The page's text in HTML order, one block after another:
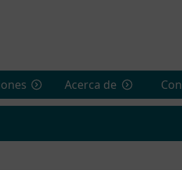
Acerca de